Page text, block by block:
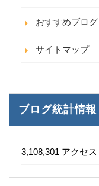
おすすめブログ
サイトマップ
ブログ統計情報
3,108,301 アクセス